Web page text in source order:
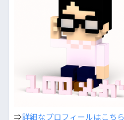
⇒詳細なプロフィールはこちら